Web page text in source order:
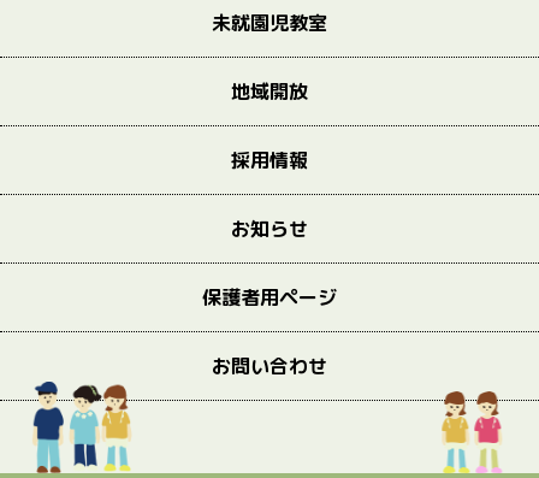
未就園児教室
地域開放
採用情報
お知らせ
保護者用ページ
お問い合わせ